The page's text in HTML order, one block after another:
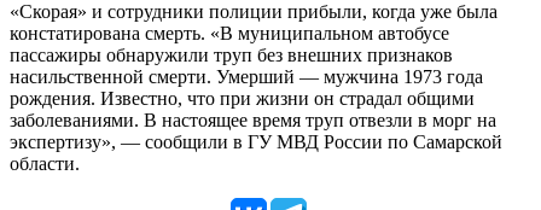
«Скорая» и сотрудники полиции прибыли, когда уже была
констатирована смерть. «В муниципальном автобусе
пассажиры обнаружили труп без внешних признаков
насильственной смерти. Умерший — мужчина 1973 года
рождения. Известно, что при жизни он страдал общими
заболеваниями. В настоящее время труп отвезли в морг на
экспертизу», — сообщили в ГУ МВД России по Самарской
области.